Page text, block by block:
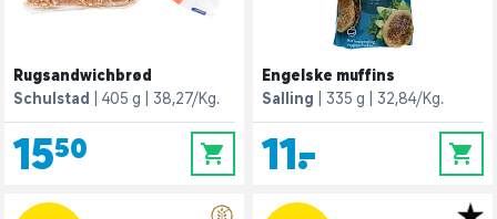
Rugsandwichbrød
Schulstad
405 g 38,27/Kg.
15,50 0
Engelske muffins
Salling
335 g 32,84/Kg.
11,- 0